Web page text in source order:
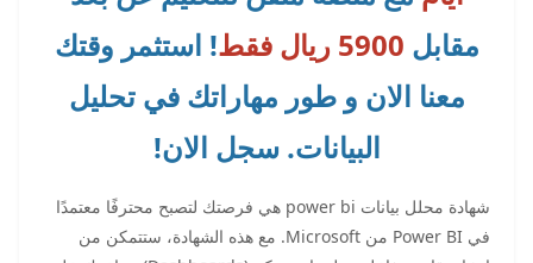
مقابل 5900 ريال فقط
! استثمر وقتك
معنا الان و طور مهاراتك في تحليل
البيانات. سجل الان!
شهادة محلل بيانات power bi هي فرصتك لتصبح محترفًا معتمدًا
في Power BI من Microsoft. مع هذه الشهادة، ستتمكن من